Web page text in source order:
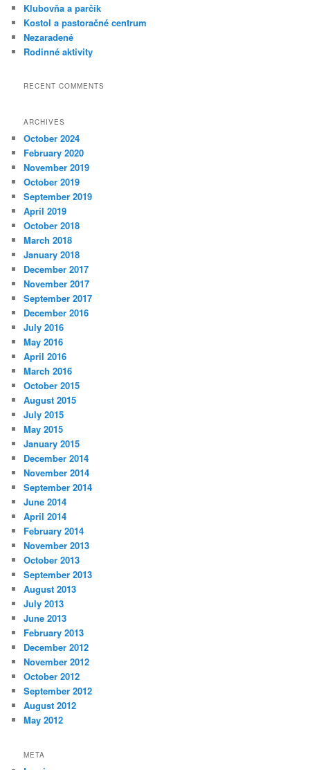
Klubovňa a parčík
Kostol a pastoračné centrum
Nezaradené
Rodinné aktivity
RECENT COMMENTS
ARCHIVES
October 2024
February 2020
November 2019
October 2019
September 2019
April 2019
October 2018
March 2018
January 2018
December 2017
November 2017
September 2017
December 2016
July 2016
May 2016
April 2016
March 2016
October 2015
August 2015
July 2015
May 2015
January 2015
December 2014
November 2014
September 2014
June 2014
April 2014
February 2014
November 2013
October 2013
September 2013
August 2013
July 2013
June 2013
February 2013
December 2012
November 2012
October 2012
September 2012
August 2012
May 2012
META